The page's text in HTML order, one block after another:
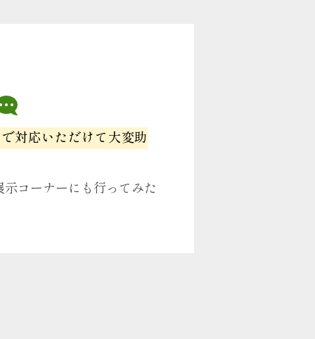
対応いただけて大変助
コーナーにも行ってみた